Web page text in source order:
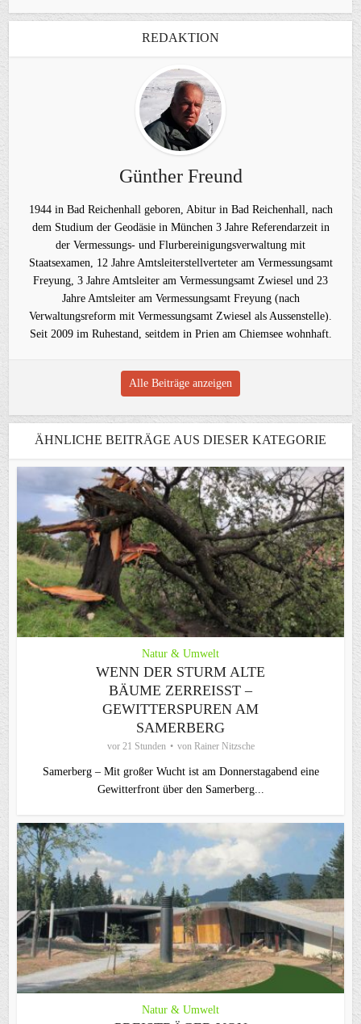
REDAKTION
Günther Freund
1944 in Bad Reichenhall geboren, Abitur in Bad Reichenhall, nach
dem Studium der Geodäsie in München 3 Jahre Referendarzeit in
der Vermessungs- und Flurbereinigungsverwaltung mit
Staatsexamen, 12 Jahre Amtsleiterstellverteter am Vermessungsamt
Freyung, 3 Jahre Amtsleiter am Vermessungsamt Zwiesel und 23
Jahre Amtsleiter am Vermessungsamt Freyung (nach
Verwaltungsreform mit Vermessungsamt Zwiesel als Aussenstelle).
Seit 2009 im Ruhestand, seitdem in Prien am Chiemsee wohnhaft.
Alle Beiträge anzeigen
ÄHNLICHE BEITRÄGE AUS DIESER KATEGORIE
Natur & Umwelt
WENN DER STURM ALTE
BÄUME ZERREISST – G
EWITTERSPUREN AM S
AMERBERG
vor 21 Stunden von Rainer Nitzsche
Samerberg – Mit großer Wucht ist am Donnerstagabend eine
Gewitterfront über den Samerberg...
Natur & Umwelt